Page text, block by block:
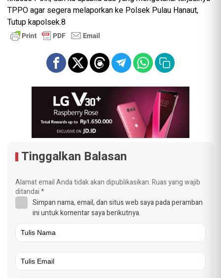
TPPO agar segera melaporkan ke Polsek Pulau Hanaut,
Tutup kapolsek.8
Tinggalkan Balasan
Alamat email Anda tidak akan dipublikasikan.Ruas yang wajib
ditandai*
Simpan nama, email, dan situs web saya pada peramban
ini untuk komentar saya berikutnya.